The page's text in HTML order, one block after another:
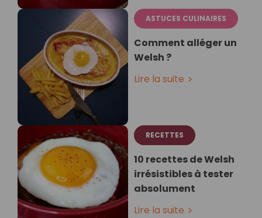
ASTUCES CULINAIRES
Comment alléger un
Welsh ?
Lire la suite
RECETTES
10 recettes de Welsh
irrésistibles à tester
absolument
Lire la suite